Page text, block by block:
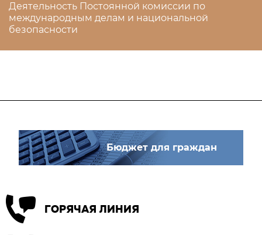
Деятельность Постоянной комиссии по
международным делам и национальной
безопасности
Бюджет для граждан
ГОРЯЧАЯ ЛИНИЯ